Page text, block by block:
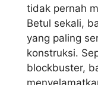
tidak pernah
Betul sekali,
yang paling
konstruksi.
blockbuster,